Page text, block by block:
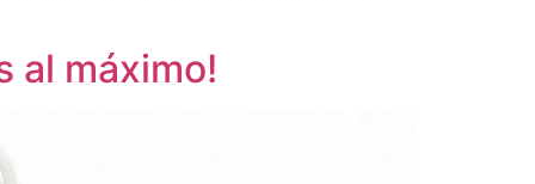
al máximo!